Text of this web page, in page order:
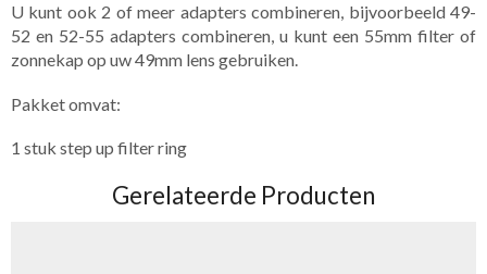
U kunt ook 2 of meer adapters combineren, bijvoorbeeld 49-
52 en 52-55 adapters combineren, u kunt een 55mm filter of
zonnekap op uw 49mm lens gebruiken.
Pakket omvat:
1 stuk step up filter ring
Gerelateerde Producten